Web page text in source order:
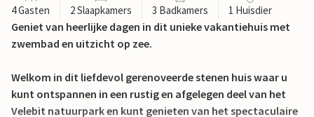
4 Gasten 2 Slaapkamers 3 Badkamers 1 Huisdier
Geniet van heerlijke dagen in dit unieke vakantiehuis met
zwembad en uitzicht op zee.
Welkom in dit liefdevol gerenoveerde stenen huis waar u
kunt ontspannen in een rustig en afgelegen deel van het
Velebit natuurpark en kunt genieten van het spectaculaire